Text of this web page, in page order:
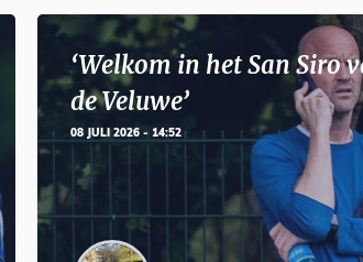
‘Welkom in het San Siro
de Veluwe’
08 JULI 2026 - 14:52